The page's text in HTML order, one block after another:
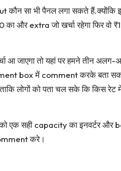
सा भी पैनल लगा सकते हैं.क्योंकि
extra जो खर्चा रहेगा फिर वो
जाएगा तो यहां पर हमने तीन
box में comment करके
लोगों को पता चल सके कि किस रेट
सही capacity का इनवर्टर और
करे।